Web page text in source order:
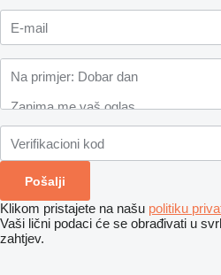
Klikom pristajete na našu politiku
Vaši lični podaci će se obrađivati ​​u
zahtjev.